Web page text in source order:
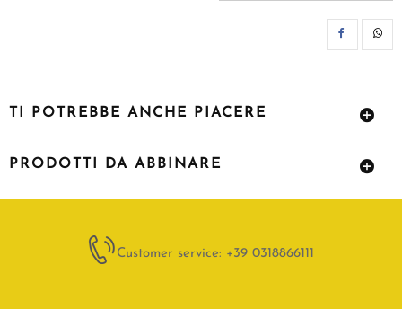
TI POTREBBE ANCHE PIACERE
PRODOTTI DA ABBINARE
Customer service: +39 0318866111